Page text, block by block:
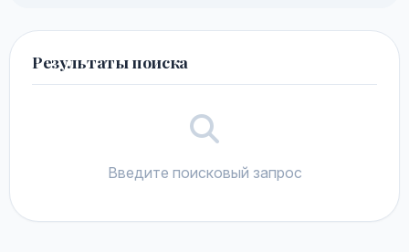
Результаты поиска
Введите поисковый запрос